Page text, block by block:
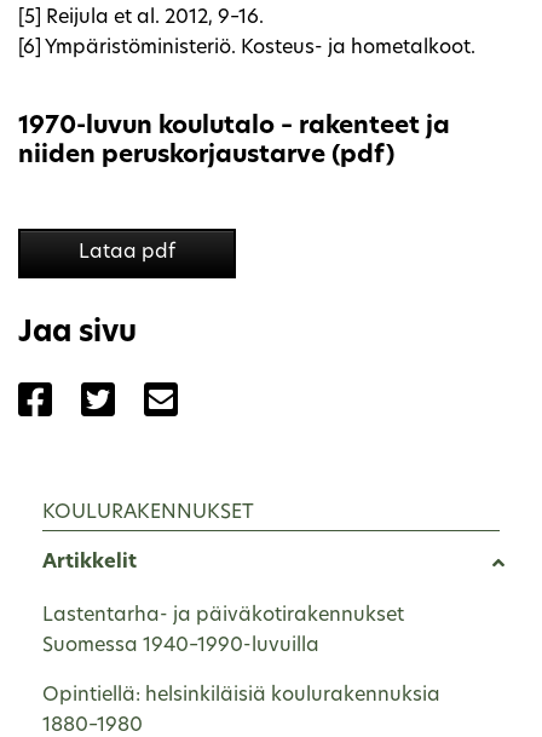
[5] Reijula et al. 2012, 9–16.
[6] Ympäristöministeriö. Kosteus- ja hometalkoot.
1970-luvun koulutalo – rakenteet ja
niiden peruskorjaustarve (pdf)
Lataa pdf
Jaa sivu
Jaa sivu palvelussa Facebook
Jaa sivu palvelussa Twitter
KOULURAKENNUKSET
Artikkelit
Lastentarha- ja päiväkotirakennukset
Suomessa 1940–1990-luvuilla
Opintiellä: helsinkiläisiä koulurakennuksia
1880–1980